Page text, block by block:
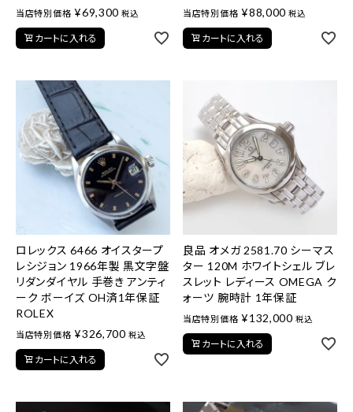
当店特別価格 ¥69,300 税込
カートに入れる
当店特別価格 ¥88,000 税込
カートに入れる
ロレックス 6466 オイスタープ
レシジョン 1966年製 黒文字盤
リダンダイヤル 手巻き アンティ
ーク ボーイズ OH済1年保証
ROLEX
当店特別価格 ¥326,700 税込
カートに入れる
良品 オメガ 2581.70 シーマス
ター 120M ホワイトシェル ブレ
スレット レディース OMEGA ク
ォーツ 腕時計 1年保証
当店特別価格 ¥132,000 税込
カートに入れる